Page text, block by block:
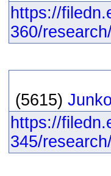
https://
360/
(5615) Junko
https://
345/